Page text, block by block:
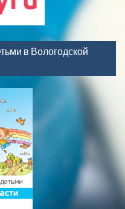
в Вологодской